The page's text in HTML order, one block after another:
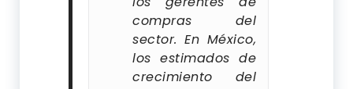
compras del
sector. En México,
los estimados de
crecimiento del